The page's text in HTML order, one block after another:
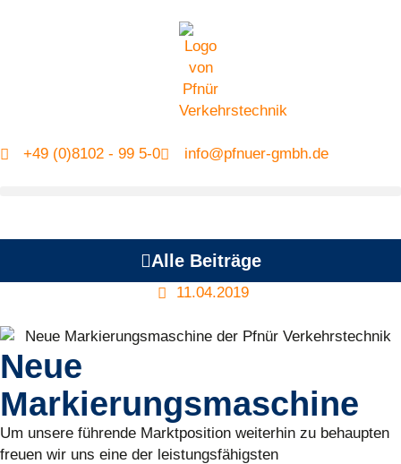
+49 (0)8102 - 99 5-0 info@pfnuer-gmbh.de
Alle Beiträge
11.04.2019
Neue
Markierungsmaschine
Um unsere führende Marktposition weiterhin zu behaupten
freuen wir uns eine der leistungsfähigsten